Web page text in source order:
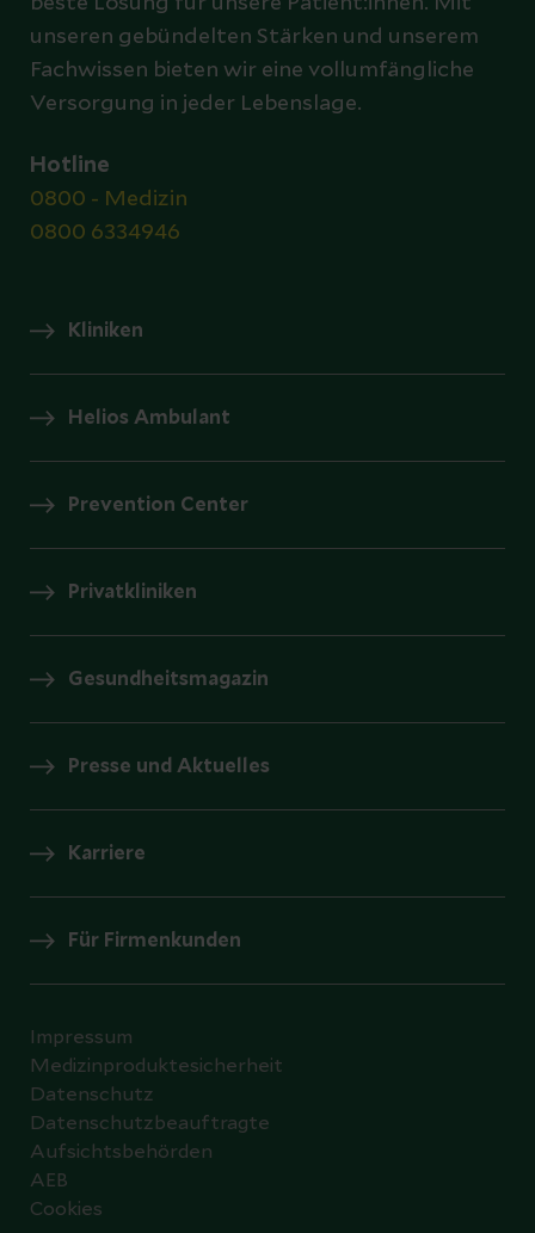
unseren gebündelten Stärken und unserem
Fachwissen bieten wir eine vollumfängliche
Versorgung in jeder Lebenslage.
Hotline
0800 - Medizin
0800 6334946
Kliniken
Helios Ambulant
Prevention Center
Privatkliniken
Gesundheitsmagazin
Presse und Aktuelles
Karriere
Für Firmenkunden
Impressum
Medizinproduktesicherheit
Datenschutz
Datenschutzbeauftragte
Aufsichtsbehörden
AEB
Cookies